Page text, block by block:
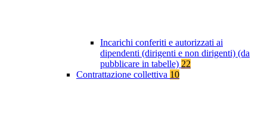
Incarichi conferiti e autorizzati ai
dipendenti (dirigenti e non dirigenti) (da
pubblicare in tabelle) 22
Contrattazione collettiva 10